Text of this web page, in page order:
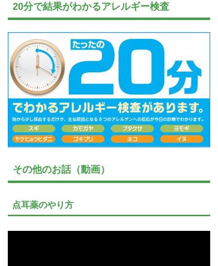
20分で結果がわかるアレルギー検査
その他のお話（動画）
点耳薬のやり方